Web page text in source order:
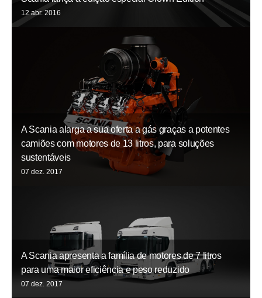
12 abr. 2016
A Scania alarga a sua oferta a gás graças a potentes
camiões com motores de 13 litros, para soluções
sustentáveis
07 dez. 2017
A Scania apresenta a família de motores de 7 litros
para uma maior eficiência e peso reduzido
07 dez. 2017